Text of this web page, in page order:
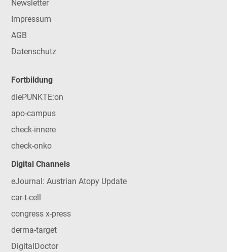
Newsletter
Impressum
AGB
Datenschutz
Fortbildung
diePUNKTE:on
apo-campus
check-innere
check-onko
Digital Channels
eJournal: Austrian Atopy Update
car-t-cell
congress x-press
derma-target
DigitalDoctor